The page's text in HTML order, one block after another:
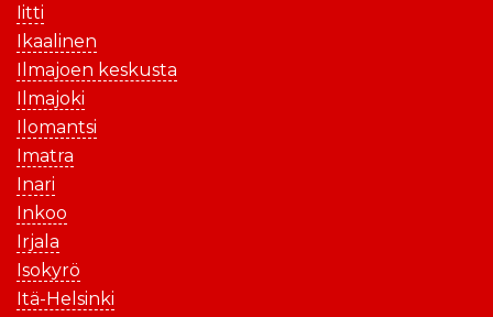
Iitti
Ikaalinen
Ilmajoen keskusta
Ilmajoki
Ilomantsi
Imatra
Inari
Inkoo
Irjala
Isokyrö
Itä-Helsinki